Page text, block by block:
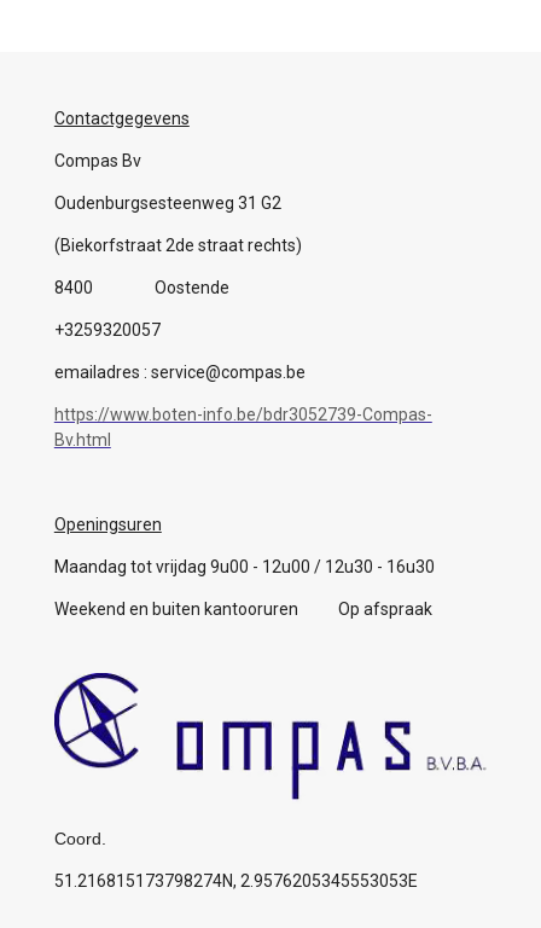
Contactgegevens
Compas Bv
Oudenburgsesteenweg 31 G2
(Biekorfstraat 2de straat rechts)
8400 Oostende
+3259320057
emailadres : service@compas.be
https://www.boten-info.be/bdr3052739-Compas-
Bv.html
Openingsuren
Maandag tot vrijdag 9u00 - 12u00 / 12u30 - 16u30
Weekend en buiten kantooruren Op afspraak
Coord.
51.216815173798274N, 2.9576205345553053E